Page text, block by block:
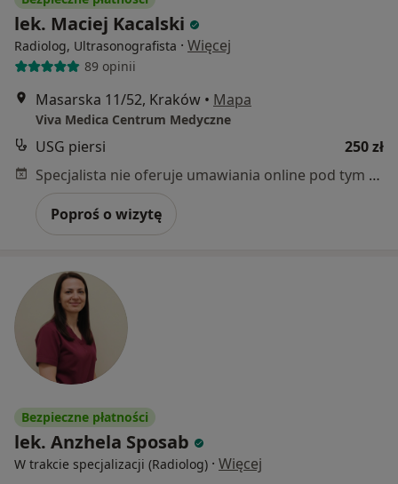
lek. Maciej Kacalski
Radiolog, Ultrasonografista · Więcej
89 opinii
Masarska 11/52, Kraków • Mapa
Viva Medica Centrum Medyczne
USG piersi
250 zł
Specjalista nie oferuje umawiania online pod tym adresem.
Poproś o wizytę
Bezpieczne płatności
lek. Anzhela Sposab
W trakcie specjalizacji (Radiolog) · Więcej